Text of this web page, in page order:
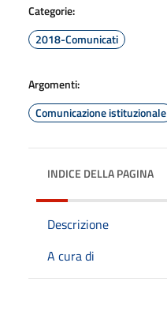
Categorie:
2018-Comunicati
Argomenti:
Comunicazione istituzionale
INDICE DELLA PAGINA
Descrizione
A cura di